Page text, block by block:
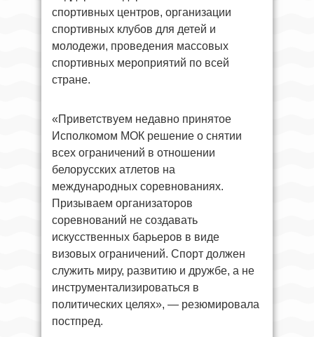
спортивных центров, организации
спортивных клубов для детей и
молодежи, проведения массовых
спортивных мероприятий по всей
стране.
«Приветствуем недавно принятое
Исполкомом МОК решение о снятии
всех ограничений в отношении
белорусских атлетов на
международных соревнованиях.
Призываем организаторов
соревнований не создавать
искусственных барьеров в виде
визовых ограничений. Спорт должен
служить миру, развитию и дружбе, а не
инструментализироваться в
политических целях», — резюмировала
постпред.